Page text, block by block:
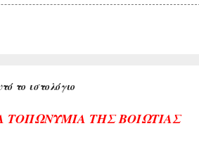
το ιστολόγιο
ΤΟΠΩΝΥΜΙΑ ΤΗΣ ΒΟΙΩΤΙΑΣ